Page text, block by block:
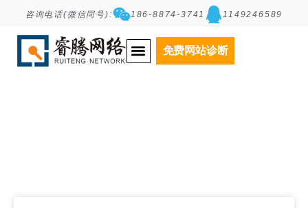
咨询电话(微信同号): 186-8874-3741 1149246589
免费网站诊断
Tag: 锚文本优化